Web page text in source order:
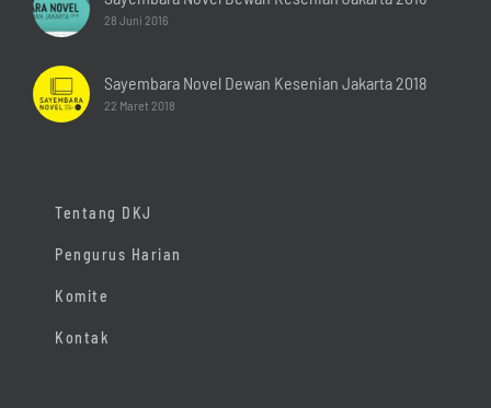
28 Juni 2016
Sayembara Novel Dewan Kesenian Jakarta 2018
22 Maret 2018
Tentang DKJ
Pengurus Harian
Komite
Kontak